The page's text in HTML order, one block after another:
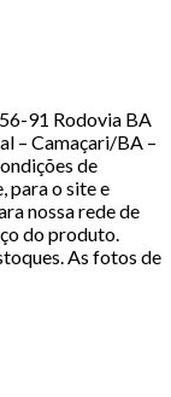
91 Rodovia BA
– Camaçari/BA –
de
para o site e
nossa rede de
do produto.
As fotos de